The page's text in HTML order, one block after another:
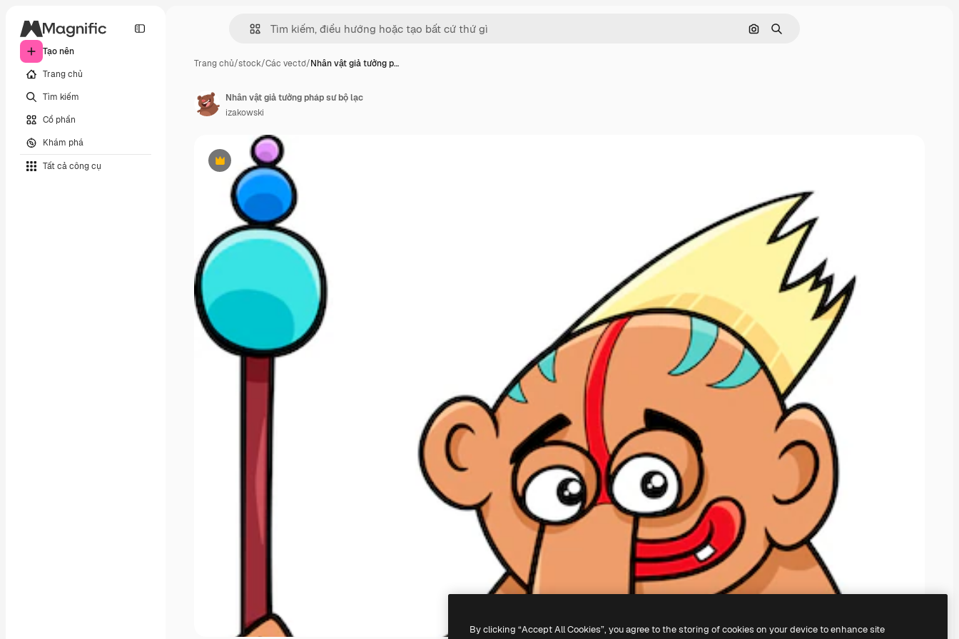
Tạo nên
Trang chủ
Tìm kiếm
Cổ phần
Khám phá
Tất cả công cụ
Tìm kiếm bằng hình ảnh
Tìm kiếm
Trang chủ/stock/Các vectơ/Nhân vật giả tưởng p…
Phần thưởng
Nhân vật giả tưởng pháp sư bộ lạc
izakowski
By clicking “Accept All Cookies”, you agree to the storing of cookies on your device to enhance site